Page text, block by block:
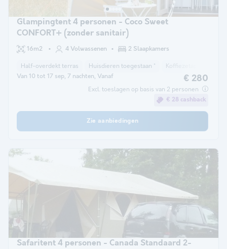
Glampingtent 4 personen - Coco Sweet
CONFORT+ (zonder sanitair)
16m2 4 Volwassenen 2 Slaapkamers
Half-overdekt terras Huisdieren toegestaan * Koffiezetapparaat
Van 10 tot 17 sep, 7 nachten, Vanaf € 280
Excl. toeslagen op basis van 2 personen
€ 28 cashback
Zie aanbiedingen
Safaritent 4 personen - Canada Standaard 2-